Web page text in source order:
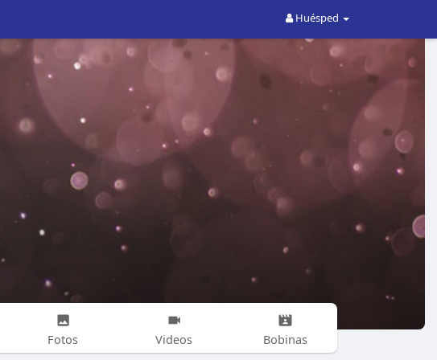
Huésped
Fotos Videos Bobinas